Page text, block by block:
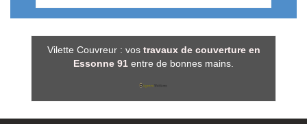
Vilette Couvreur : vos travaux de couverture en
Essonne 91 entre de bonnes mains.